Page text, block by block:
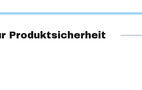
Produktsicherheit